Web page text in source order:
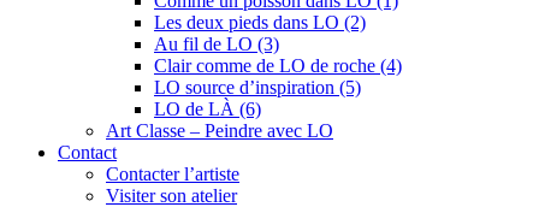
Les deux pieds dans LO (2)
Au fil de LO (3)
Clair comme de LO de roche (4)
LO source d’inspiration (5)
LO de LÀ (6)
Art Classe – Peindre avec LO
Contact
Contacter l’artiste
Visiter son atelier